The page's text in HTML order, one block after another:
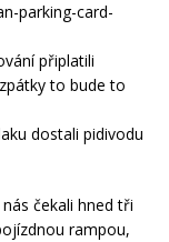
parking-card-
připlatili
to bude to
dostali pidivodu
čekali hned tři
rampou,